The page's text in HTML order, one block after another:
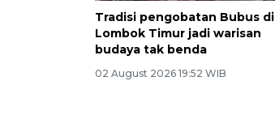
Tradisi pengobatan Bubus di
Lombok Timur jadi warisan
budaya tak benda
02 August 2026 19:52 WIB